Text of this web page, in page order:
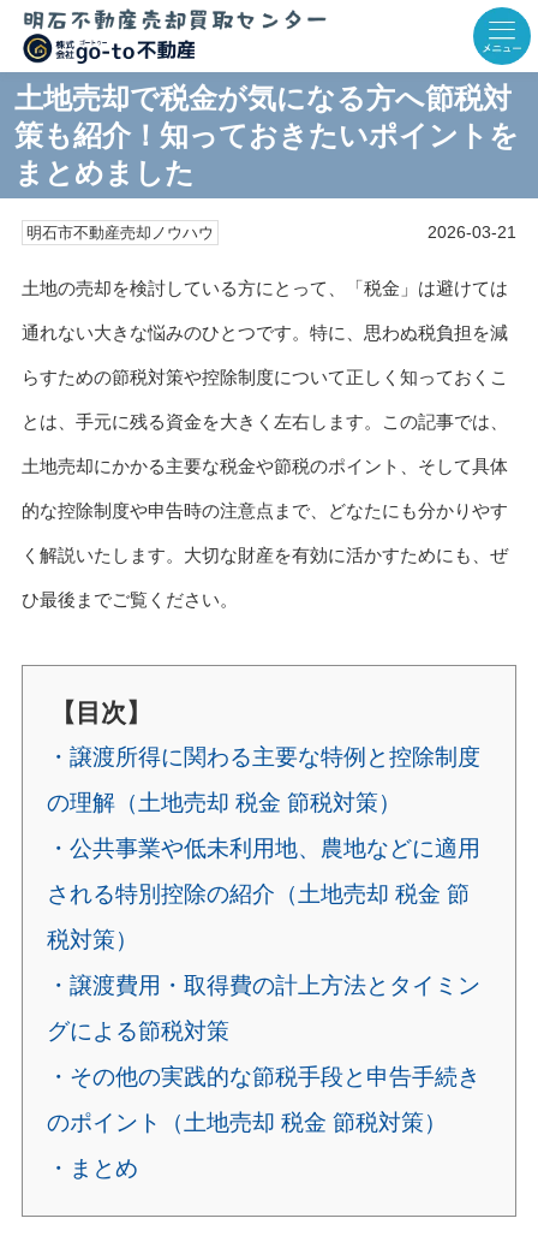
土地売却で税金が気になる方へ節税対
策も紹介！知っておきたいポイントを
まとめました
明石市不動産売却ノウハウ 2026-03-21
土地の売却を検討している方にとって、「税金」は避けては
通れない大きな悩みのひとつです。特に、思わぬ税負担を減
らすための節税対策や控除制度について正しく知っておくこ
とは、手元に残る資金を大きく左右します。この記事では、
土地売却にかかる主要な税金や節税のポイント、そして具体
的な控除制度や申告時の注意点まで、どなたにも分かりやす
く解説いたします。大切な財産を有効に活かすためにも、ぜ
ひ最後までご覧ください。
【目次】
・譲渡所得に関わる主要な特例と控除制度
の理解（土地売却 税金 節税対策）
・公共事業や低未利用地、農地などに適用
される特別控除の紹介（土地売却 税金 節
税対策）
・譲渡費用・取得費の計上方法とタイミン
グによる節税対策
・その他の実践的な節税手段と申告手続き
のポイント（土地売却 税金 節税対策）
・まとめ